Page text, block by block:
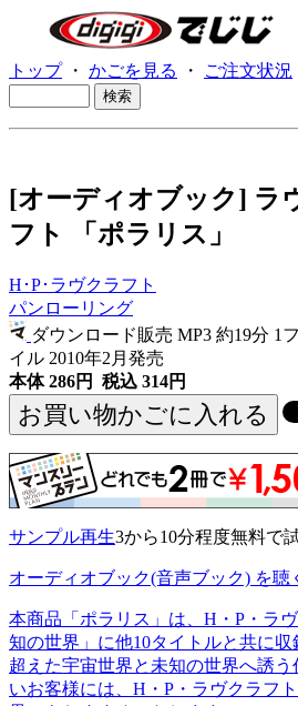
トップ・ かごを見る ・ ご注文状況
[オーディオブック] ラ
フト 「ポラリス」
H･P･ラヴクラフト
パンローリング
ダウンロード販売 MP3 約19分 1
イル 2010年2月発売
本体 286円 税込 314円
サンプル再生3から10分程度無料で
オーディオブック(音声ブック) を聴
本商品「ポラリス」は、H・P・ラ
知の世界」に他10タイトルと共に
超えた宇宙世界と未知の世界へ誘
いお客様には、H・P・ラヴクラフ